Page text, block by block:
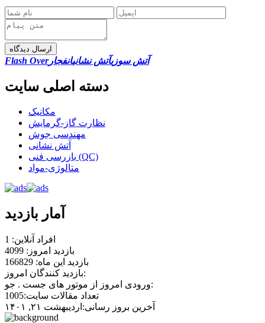
ارسال دیدگاه
Flash Over آتش سوزیآتش نشانیانفجار
دسته اصلی سایت
مکانیک
نظارت گاز-گرمایش
مهندسی جوش
آتش نشانی
بازرسی فنی (QC)
متالوژی-مواد
آمار بازدید
افراد آنلاین: 1
بازدید امروز: 4099
بازدید این ماه: 166829
بازدید کنندگان امروز:
ورودی امروز از موتور های جست . جو:
تعداد مقالات سایت:1005
آخرین بروز رسانی:اردیبهشت ۲۱, ۱۴۰۱